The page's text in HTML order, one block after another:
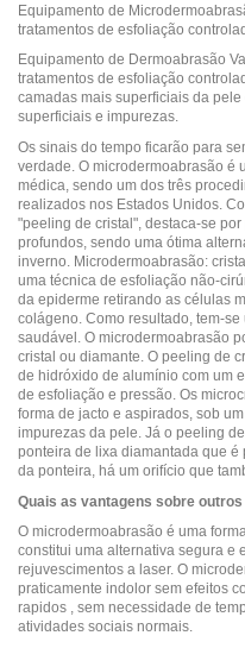
Equipamento de
tratamentos de esfoliação
Equipamento de Dermoabrasão
tratamentos de esfoliação
camadas mais superficiais da
superficiais e impurezas.
Os sinais do tempo ficarão para
verdade. O microdermoabrasão é
médica, sendo um dos três
realizados nos Estados Unidos.
"peeling de cristal", destaca-se
profundos, sendo uma ótima
inverno. Microdermoabrasão:
uma técnica de esfoliação não-
da epiderme retirando as células
colágeno. Como resultado, tem-
saudável. O microdermoabrasão
cristal ou diamante. O peeling de
de hidróxido de alumínio com um
de esfoliação e pressão. Os
forma de jacto e aspirados, sob
impurezas da pele. Já o peeling
ponteira de lixa diamantada que
da ponteira, há um orifício que
Quais as vantagens sobre
O microdermoabrasão é uma
constitui uma alternativa segura e
rejuvescimentos a laser. O
praticamente indolor sem efeitos
rapidos , sem necessidade de
atividades sociais normais.